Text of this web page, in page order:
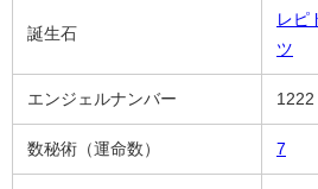
誕生石
レピ
ツ
エンジェルナンバー 1222
数秘術（運命数） 7